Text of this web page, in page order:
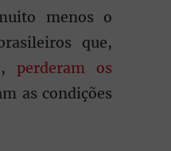
menos o
que,
perderam os
as condições